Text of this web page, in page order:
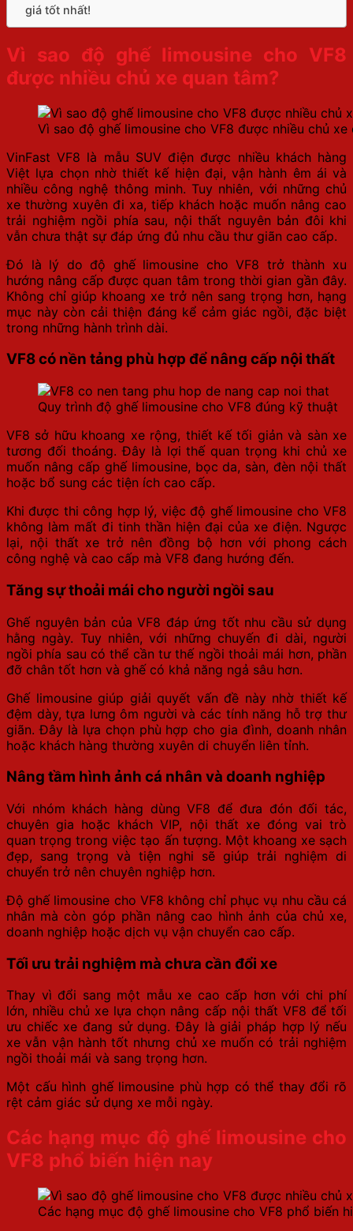
giá tốt nhất!
Vì sao độ ghế limousine cho VF8
được nhiều chủ xe quan tâm?
Vì sao độ ghế limousine cho VF8 được nhiều chủ xe
VinFast VF8 là mẫu SUV điện được nhiều khách hàng
Việt lựa chọn nhờ thiết kế hiện đại, vận hành êm ái và
nhiều công nghệ thông minh. Tuy nhiên, với những chủ
xe thường xuyên đi xa, tiếp khách hoặc muốn nâng cao
trải nghiệm ngồi phía sau, nội thất nguyên bản đôi khi
vẫn chưa thật sự đáp ứng đủ nhu cầu thư giãn cao cấp.
Đó là lý do độ ghế limousine cho VF8 trở thành xu
hướng nâng cấp được quan tâm trong thời gian gần đây.
Không chỉ giúp khoang xe trở nên sang trọng hơn, hạng
mục này còn cải thiện đáng kể cảm giác ngồi, đặc biệt
trong những hành trình dài.
VF8 có nền tảng phù hợp để nâng cấp nội thất
Quy trình độ ghế limousine cho VF8 đúng kỹ thuật
VF8 sở hữu khoang xe rộng, thiết kế tối giản và sàn xe
tương đối thoáng. Đây là lợi thế quan trọng khi chủ xe
muốn nâng cấp ghế limousine, bọc da, sàn, đèn nội thất
hoặc bổ sung các tiện ích cao cấp.
Khi được thi công hợp lý, việc độ ghế limousine cho VF8
không làm mất đi tinh thần hiện đại của xe điện. Ngược
lại, nội thất xe trở nên đồng bộ hơn với phong cách
công nghệ và cao cấp mà VF8 đang hướng đến.
Tăng sự thoải mái cho người ngồi sau
Ghế nguyên bản của VF8 đáp ứng tốt nhu cầu sử dụng
hằng ngày. Tuy nhiên, với những chuyến đi dài, người
ngồi phía sau có thể cần tư thế ngồi thoải mái hơn, phần
đỡ chân tốt hơn và ghế có khả năng ngả sâu hơn.
Ghế limousine giúp giải quyết vấn đề này nhờ thiết kế
đệm dày, tựa lưng ôm người và các tính năng hỗ trợ thư
giãn. Đây là lựa chọn phù hợp cho gia đình, doanh nhân
hoặc khách hàng thường xuyên di chuyển liên tỉnh.
Nâng tầm hình ảnh cá nhân và doanh nghiệp
Với nhóm khách hàng dùng VF8 để đưa đón đối tác,
chuyên gia hoặc khách VIP, nội thất xe đóng vai trò
quan trọng trong việc tạo ấn tượng. Một khoang xe sạch
đẹp, sang trọng và tiện nghi sẽ giúp trải nghiệm di
chuyển trở nên chuyên nghiệp hơn.
Độ ghế limousine cho VF8 không chỉ phục vụ nhu cầu cá
nhân mà còn góp phần nâng cao hình ảnh của chủ xe,
doanh nghiệp hoặc dịch vụ vận chuyển cao cấp.
Tối ưu trải nghiệm mà chưa cần đổi xe
Thay vì đổi sang một mẫu xe cao cấp hơn với chi phí
lớn, nhiều chủ xe lựa chọn nâng cấp nội thất VF8 để tối
ưu chiếc xe đang sử dụng. Đây là giải pháp hợp lý nếu
xe vẫn vận hành tốt nhưng chủ xe muốn có trải nghiệm
ngồi thoải mái và sang trọng hơn.
Một cấu hình ghế limousine phù hợp có thể thay đổi rõ
rệt cảm giác sử dụng xe mỗi ngày.
Các hạng mục độ ghế limousine cho
VF8 phổ biến hiện nay
Các hạng mục độ ghế limousine cho VF8 phổ biến